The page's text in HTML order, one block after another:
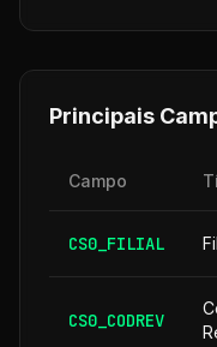
Principais
Campo
CS0_FILIAL
CS0_CODREV